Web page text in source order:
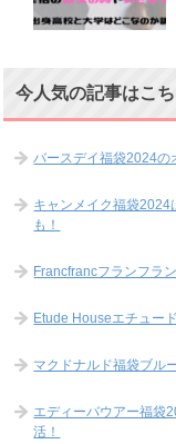
今人気の記事はこち
バースデイ福袋2024の
キャンメイク福袋2024
も！
Francfrancフランフラ
Etude Houseエチュー
マクドナルド福袋ブル
エディーバウアー福袋
活！